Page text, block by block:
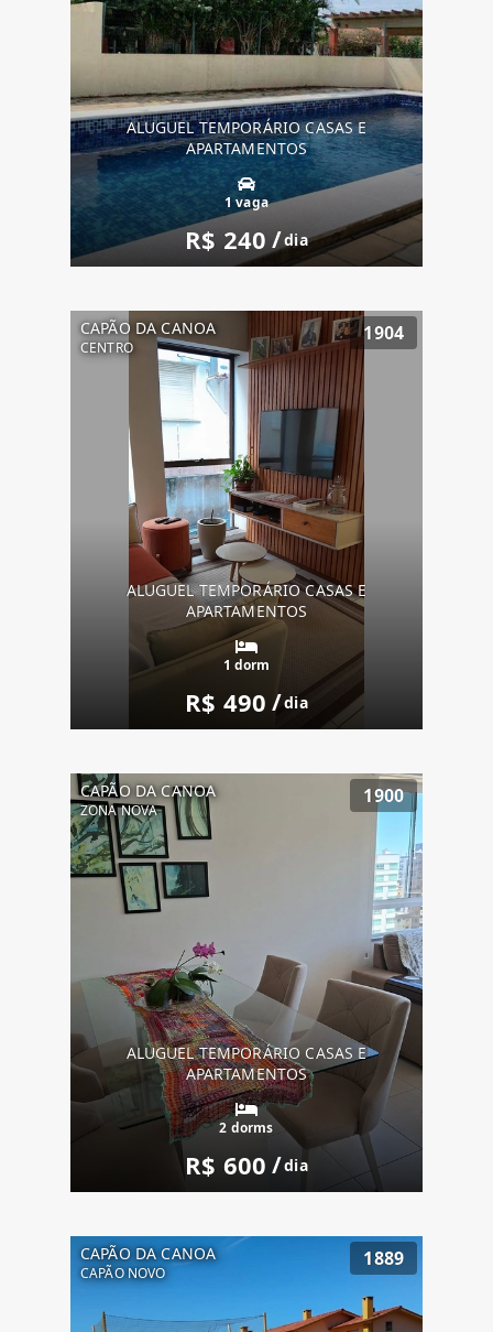
ALUGUEL TEMPORÁRIO CASAS E
APARTAMENTOS
1 vaga
R$ 240 /dia
CAPÃO DA CANOA
CENTRO
1904
ALUGUEL TEMPORÁRIO CASAS E
APARTAMENTOS
1 dorm
R$ 490 /dia
CAPÃO DA CANOA
ZONA NOVA
1900
ALUGUEL TEMPORÁRIO CASAS E
APARTAMENTOS
2 dorms
R$ 600 /dia
CAPÃO DA CANOA
CAPÃO NOVO
1889